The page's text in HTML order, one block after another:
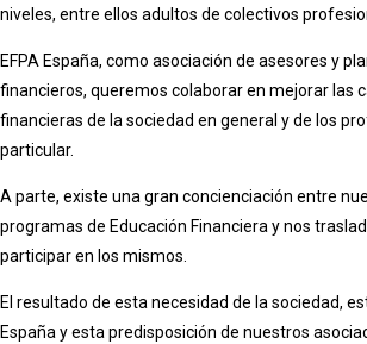
niveles, entre ellos adultos de colectivos
EFPA España, como asociación de asesores y
financieros, queremos colaborar en mejorar las
financieras de la sociedad en general y de los
particular.
A parte, existe una gran concienciación entre
programas de Educación Financiera y nos
participar en los mismos.
El resultado de esta necesidad de la sociedad,
España y esta predisposición de nuestros